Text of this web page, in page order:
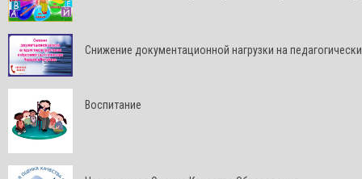
Снижение документационной нагрузки на
Воспитание